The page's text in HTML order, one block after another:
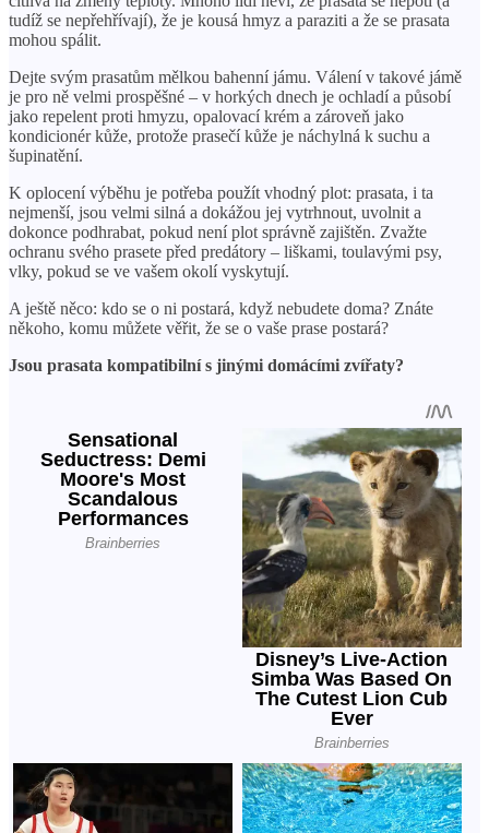
tudíž se nepřehřívají), že je kousá hmyz a paraziti a že se prasata
mohou spálit.
Dejte svým prasatům mělkou bahenní jámu. Válení v takové jámě
je pro ně velmi prospěšné – v horkých dnech je ochladí a působí
jako repelent proti hmyzu, opalovací krém a zároveň jako
kondicionér kůže, protože prasečí kůže je náchylná k suchu a
šupinatění.
K oplocení výběhu je potřeba použít vhodný plot: prasata, i ta
nejmenší, jsou velmi silná a dokážou jej vytrhnout, uvolnit a
dokonce podhrabat, pokud není plot správně zajištěn. Zvažte
ochranu svého prasete před predátory – liškami, toulavými psy,
vlky, pokud se ve vašem okolí vyskytují.
A ještě něco: kdo se o ni postará, když nebudete doma? Znáte
někoho, komu můžete věřit, že se o vaše prase postará?
Jsou prasata kompatibilní s jinými domácími zvířaty?